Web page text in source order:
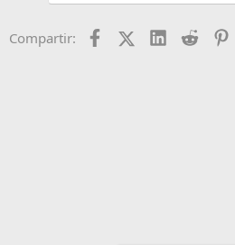
Compartir: FacebookX (Twitter)
LinkedIn
Reddit